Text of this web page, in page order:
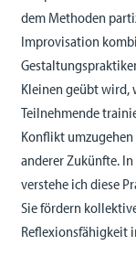
dem Methoden
Improvisation
Kleinen geübt wird,
Teilnehmende
Konflikt
anderer Zukünfte.
verstehe ich diese
Sie fördern
Reflexionsfähigkeit